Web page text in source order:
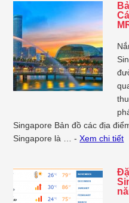
Singapore Bản đồ các địa
Singapore là … -Xem chi tiết